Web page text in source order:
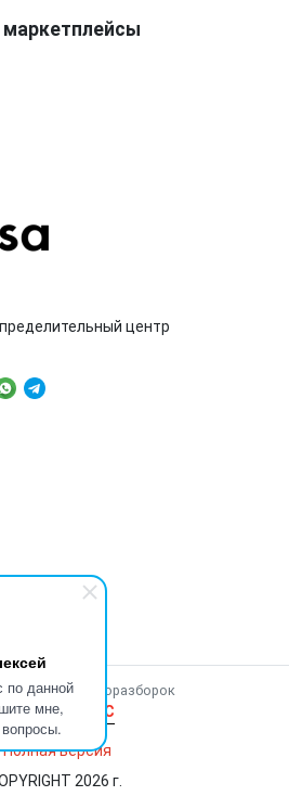
по данной
мне,
центр
для авторазборок
CARRO.БИЗНЕС
Полная версия
2026 г.